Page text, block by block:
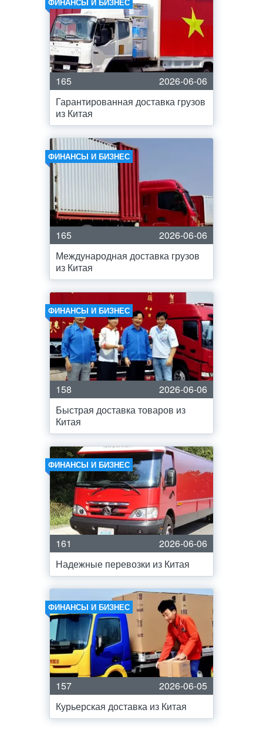
165
2026-06-06
Гарантированная доставка грузов
из Китая
ФИНАНСЫ И БИЗНЕС
165
2026-06-06
Международная доставка грузов
из Китая
ФИНАНСЫ И БИЗНЕС
158
2026-06-06
Быстрая доставка товаров из
Китая
ФИНАНСЫ И БИЗНЕС
161
2026-06-06
Надежные перевозки из Китая
ФИНАНСЫ И БИЗНЕС
157
2026-06-05
Курьерская доставка из Китая